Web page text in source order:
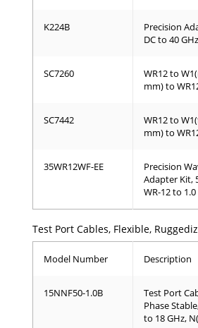
K224B
Precision
DC to 40
SC7260
WR12 to
mm) to
SC7442
WR12 to
mm) to
35WR12WF-EE
Precision
Adapter Kit,
WR-12 to
Test Port Cables, Flexible,
Model Number Description
15NNF50-1.0B
Test Port
Phase
to 18 GHz,